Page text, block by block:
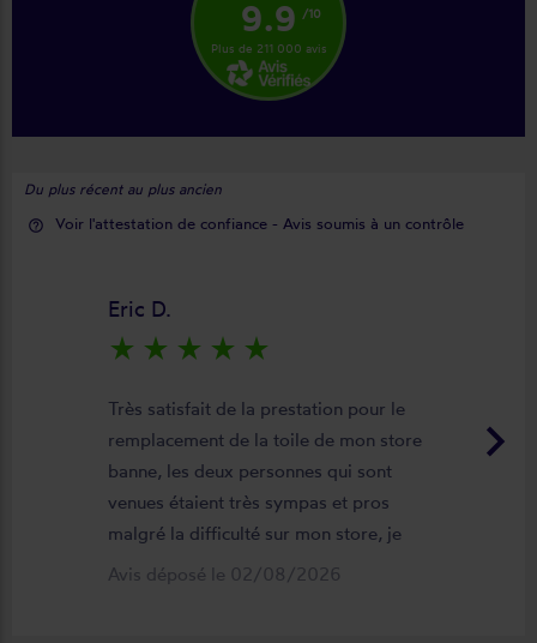
9.9 /10
Plus de 211 000 avis
Du plus récent au plus ancien
help_outline Voir l'attestation de confiance - Avis soumis à un contrôle
keyboard_arrow_right
Eric D.
star_rate star_rate star_rate star_rate star_rate
Très satisfait de la prestation pour le
remplacement de la toile de mon store
banne, les deux personnes qui sont
venues étaient très sympas et pros
malgré la difficulté sur mon store, je
suis satisfait du résultat et du
Avis déposé le 02/08/2026